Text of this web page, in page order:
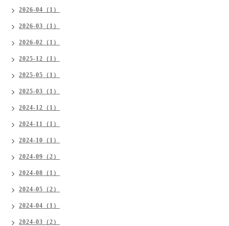
2026-04（1）
2026-03（1）
2026-02（1）
2025-12（1）
2025-05（1）
2025-03（1）
2024-12（1）
2024-11（1）
2024-10（1）
2024-09（2）
2024-08（1）
2024-05（2）
2024-04（1）
2024-03（2）